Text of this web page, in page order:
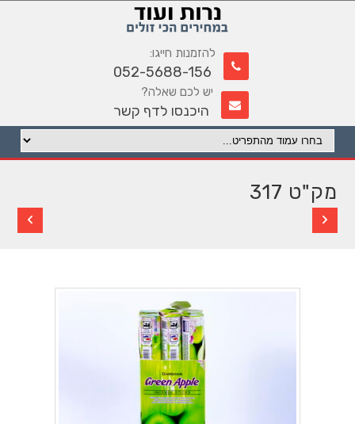
להזמנות חייגו:
052-5688-156
יש לכם שאלה?
היכנסו לדף קשר
מק"ט 317